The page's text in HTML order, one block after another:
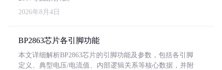
2026年8月4日
BP2863芯片各引脚功能
本文详细解析BP2863芯片的引脚功能及参数，包括各引脚
定义、典型电压/电流值、内部逻辑关系等核心数据，并附